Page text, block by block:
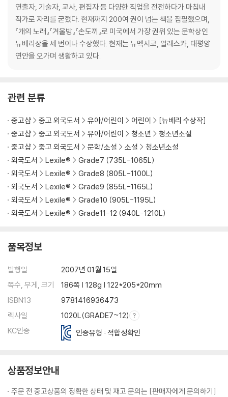
연출자, 기술자, 교사, 편집자 등 다양한 직업을 전전하다가 마침내
작가로 자리를 굳혔다. 현재까지 200여 권이 넘는 책을 집필했으며,
『개의 노래』『겨울방』『손도끼』로 미국에서 가장 권위 있는 문학상인
뉴베리상을 세 번이나 수상했다. 현재는 뉴멕시코, 알래스카, 태평양
연안을 오가며 생활하고 있다.
관련 분류
중고샵 중고 외국도서 유아/어린이 어린이
[뉴베리 수상작]
중고샵
중고 외국도서 유아/어린이 청소년
청소년소설
중고샵
중고 외국도서 문학/소설 소설
청소년소설
외국도서
Lexile®
Grade7 (735L-1065L)
외국도서
Lexile®
Grade8 (805L-1100L)
외국도서
Lexile®
Grade9 (855L-1165L)
외국도서
Lexile®
Grade10 (905L-1195L)
외국도서
Lexile® Grade11-12 (940L-1210L)
품목정보
발행일
2007년 01월 15일
쪽수, 무게, 크기
186쪽 | 128g | 122*205*20mm
ISBN13
9781416936473
렉사일
1020L(GRADE7~12)
KC인증
인증유형 : 적합성확인
상품정보안내
주문 전 중고상품의 정확한 상태 및 재고 문의는 [판매자에게 문의하기]